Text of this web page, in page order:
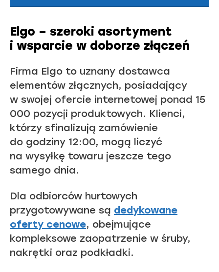
Elgo – szeroki asortyment
i wsparcie w doborze złączeń
Firma Elgo to uznany dostawca
elementów złącznych, posiadający
w swojej ofercie internetowej ponad 15
000 pozycji produktowych. Klienci,
którzy sfinalizują zamówienie
do godziny 12:00, mogą liczyć
na wysyłkę towaru jeszcze tego
samego dnia.
Dla odbiorców hurtowych
przygotowywane są dedykowane
oferty cenowe, obejmujące
kompleksowe zaopatrzenie w śruby,
nakrętki oraz podkładki.